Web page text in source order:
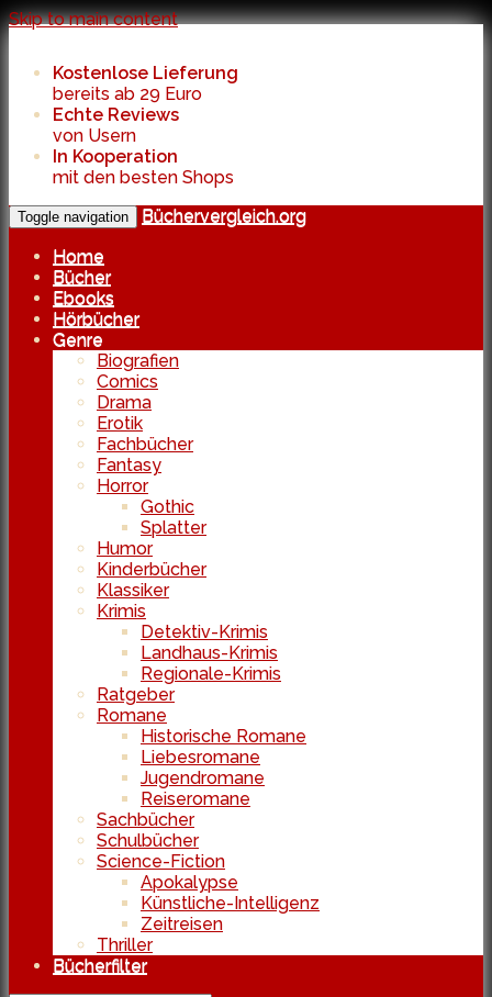
Skip to main content
Kostenlose Lieferung
bereits ab 29 Euro
Echte Reviews
von Usern
In Kooperation
mit den besten Shops
Toggle navigation
Büchervergleich.org
Home
Bücher
Ebooks
Hörbücher
Genre
Biografien
Comics
Drama
Erotik
Fachbücher
Fantasy
Horror
Gothic
Splatter
Humor
Kinderbücher
Klassiker
Krimis
Detektiv-Krimis
Landhaus-Krimis
Regionale-Krimis
Ratgeber
Romane
Historische Romane
Liebesromane
Jugendromane
Reiseromane
Sachbücher
Schulbücher
Science-Fiction
Apokalypse
Künstliche-Intelligenz
Zeitreisen
Thriller
Bücherfilter